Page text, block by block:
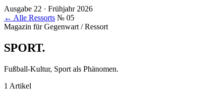
Ausgabe 22 · Frühjahr 2026
← Alle Ressorts № 05
Magazin für Gegenwart / Ressort
SPORT.
Fußball-Kultur, Sport als Phänomen.
1 Artikel